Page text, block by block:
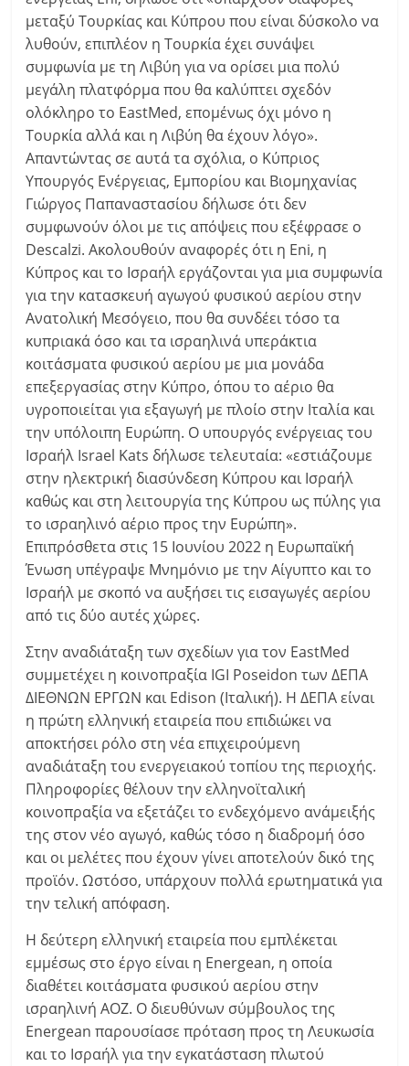
μεταξύ Τουρκίας και Κύπρου που είναι δύσκολο να
λυθούν, επιπλέον η Τουρκία έχει συνάψει
συμφωνία με τη Λιβύη για να ορίσει μια πολύ
μεγάλη πλατφόρμα που θα καλύπτει σχεδόν
ολόκληρο το EastMed, επομένως όχι μόνο η
Τουρκία αλλά και η Λιβύη θα έχουν λόγο».
Απαντώντας σε αυτά τα σχόλια, ο Κύπριος
Υπουργός Ενέργειας, Εμπορίου και Βιομηχανίας
Γιώργος Παπαναστασίου δήλωσε ότι δεν
συμφωνούν όλοι με τις απόψεις που εξέφρασε ο
Descalzi. Ακολουθούν αναφορές ότι η Eni, η
Κύπρος και το Ισραήλ εργάζονται για μια συμφωνία
για την κατασκευή αγωγού φυσικού αερίου στην
Ανατολική Μεσόγειο, που θα συνδέει τόσο τα
κυπριακά όσο και τα ισραηλινά υπεράκτια
κοιτάσματα φυσικού αερίου με μια μονάδα
επεξεργασίας στην Κύπρο, όπου το αέριο θα
υγροποιείται για εξαγωγή με πλοίο στην Ιταλία και
την υπόλοιπη Ευρώπη. Ο υπουργός ενέργειας του
Ισραήλ Israel Kats δήλωσε τελευταία: «εστιάζουμε
στην ηλεκτρική διασύνδεση Κύπρου και Ισραήλ
καθώς και στη λειτουργία της Κύπρου ως πύλης για
το ισραηλινό αέριο προς την Ευρώπη».
Επιπρόσθετα στις 15 Ιουνίου 2022 η Ευρωπαϊκή
Ένωση υπέγραψε Μνημόνιο με την Αίγυπτο και το
Ισραήλ με σκοπό να αυξήσει τις εισαγωγές αερίου
από τις δύο αυτές χώρες.
Στην αναδιάταξη των σχεδίων για τον EastMed
συμμετέχει η κοινοπραξία IGI Poseidon των ΔΕΠΑ
ΔΙΕΘΝΩΝ ΕΡΓΩΝ και Edison (Ιταλική). Η ΔΕΠΑ είναι
η πρώτη ελληνική εταιρεία που επιδιώκει να
αποκτήσει ρόλο στη νέα επιχειρούμενη
αναδιάταξη του ενεργειακού τοπίου της περιοχής.
Πληροφορίες θέλουν την ελληνοϊταλική
κοινοπραξία να εξετάζει το ενδεχόμενο ανάμειξής
της στον νέο αγωγό, καθώς τόσο η διαδρομή όσο
και οι μελέτες που έχουν γίνει αποτελούν δικό της
προϊόν. Ωστόσο, υπάρχουν πολλά ερωτηματικά για
την τελική απόφαση.
Η δεύτερη ελληνική εταιρεία που εμπλέκεται
εμμέσως στο έργο είναι η Energean, η οποία
διαθέτει κοιτάσματα φυσικού αερίου στην
ισραηλινή ΑΟΖ. Ο διευθύνων σύμβουλος της
Energean παρουσίασε πρόταση προς τη Λευκωσία
και το Ισραήλ για την εγκατάσταση πλωτού